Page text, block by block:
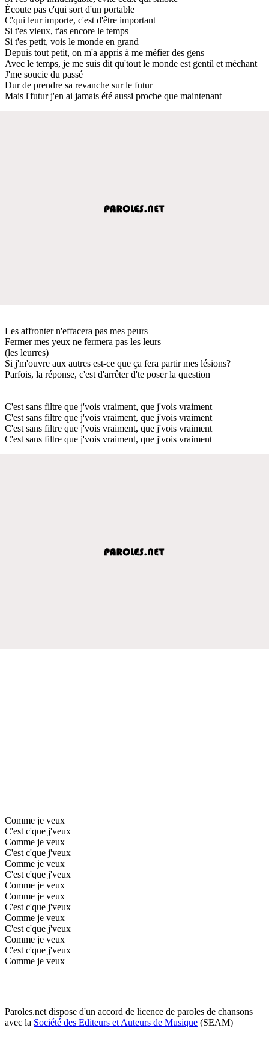
Écoute pas c'qui sort d'un portable
C'qui leur importe, c'est d'être important
Si t'es vieux, t'as encore le temps
Si t'es petit, vois le monde en grand
Depuis tout petit, on m'a appris à me méfier des gens
Avec le temps, je me suis dit qu'tout le monde est gentil et méchant
J'me soucie du passé
Dur de prendre sa revanche sur le futur
Mais l'futur j'en ai jamais été aussi proche que maintenant
Les affronter n'effacera pas mes peurs
Fermer mes yeux ne fermera pas les leurs
(les leurres)
Si j'm'ouvre aux autres est-ce que ça fera partir mes lésions?
Parfois, la réponse, c'est d'arrêter d'te poser la question
C'est sans filtre que j'vois vraiment, que j'vois vraiment
C'est sans filtre que j'vois vraiment, que j'vois vraiment
C'est sans filtre que j'vois vraiment, que j'vois vraiment
C'est sans filtre que j'vois vraiment, que j'vois vraiment
Comme je veux
C'est c'que j'veux
Comme je veux
C'est c'que j'veux
Comme je veux
C'est c'que j'veux
Comme je veux
Comme je veux
C'est c'que j'veux
Comme je veux
C'est c'que j'veux
Comme je veux
C'est c'que j'veux
Comme je veux
Paroles.net dispose d'un accord de licence de paroles de chansons
avec la Société des Editeurs et Auteurs de Musique (SEAM)